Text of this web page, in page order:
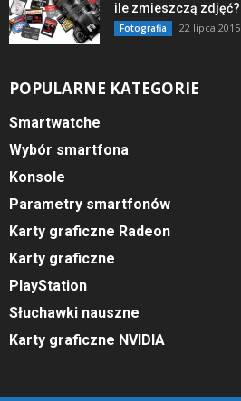
ile zmieszczą zdjęć?
Fotografia 22 lipca 2015
POPULARNE KATEGORIE
Smartwatche
Wybór smartfona
Konsole
Parametry smartfonów
Karty graficzne Radeon
Karty graficzne
PlayStation
Słuchawki nauszne
Karty graficzne NVIDIA